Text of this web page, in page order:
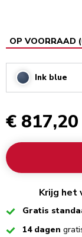
OP VOORRAAD (
Ink blue
€ 817,20
Krijg het
Checked
Gratis
Checked14 dagen